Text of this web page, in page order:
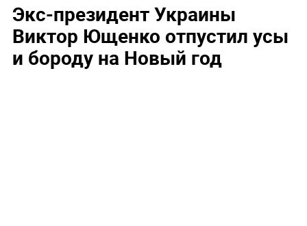
Экс-президент Украины
Виктор Ющенко отпустил усы
и бороду на Новый год